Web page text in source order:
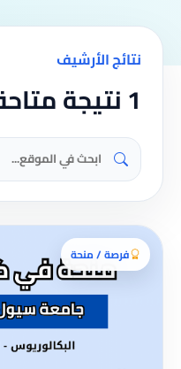
نتائج الأرشيف
1 نتيجة متاحة
فرصة / منحة